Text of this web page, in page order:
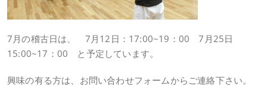
7月の稽古日は、 7月12日：17:00~19：00 7月25日
15:00~17：00 と予定しています。
興味の有る方は、お問い合わせフォームからご連絡下さい。